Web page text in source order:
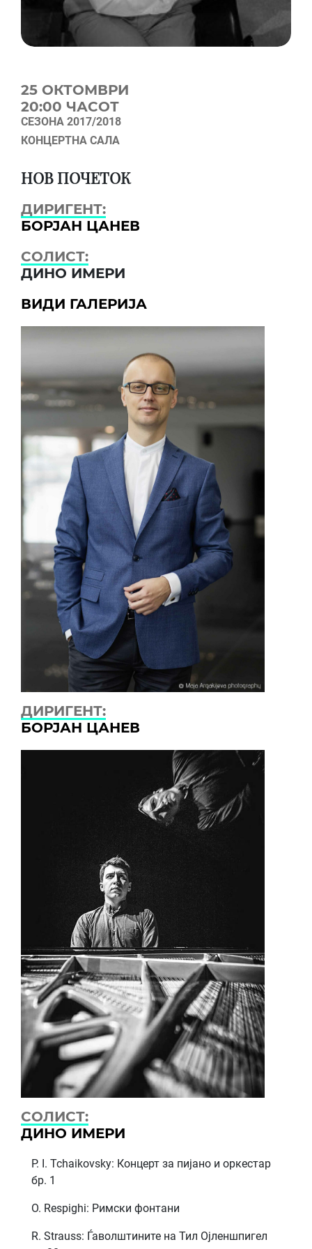
25 OКТОМВРИ
20:00 ЧАСОТ
СЕЗОНА 2017/2018
КОНЦЕРТНА САЛА
НОВ ПОЧЕТОК
ДИРИГЕНТ:
БОРЈАН ЦАНЕВ
СОЛИСТ:
ДИНО ИМЕРИ
ВИДИ ГАЛЕРИЈА
ДИРИГЕНТ:
БОРЈАН ЦАНЕВ
СОЛИСТ:
ДИНО ИМЕРИ
P. I. Tchaikovsky: Концерт за пијано и оркестар
бр. 1
O. Respighi: Римски фонтани
R. Strauss: Ѓаволштините на Тил Ојленшпигел